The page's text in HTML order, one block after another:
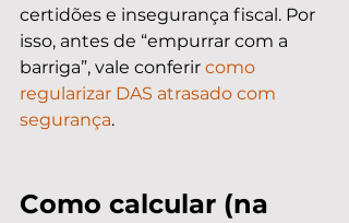
certidões e insegurança fiscal. Por
isso, antes de “empurrar com a
barriga”, vale conferir como
regularizar DAS atrasado com
segurança.
Como calcular (na